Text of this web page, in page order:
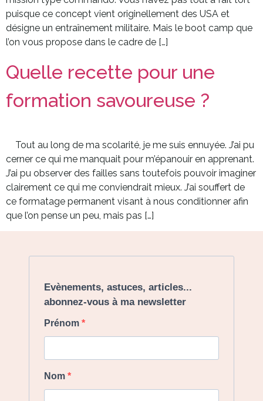
puisque ce concept vient originellement des USA et
désigne un entraînement militaire. Mais le boot camp que
l’on vous propose dans le cadre de […]
Quelle recette pour une
formation savoureuse ?
Tout au long de ma scolarité, je me suis ennuyée. J’ai pu
cerner ce qui me manquait pour m’épanouir en apprenant.
J’ai pu observer des failles sans toutefois pouvoir imaginer
clairement ce qui me conviendrait mieux. J’ai souffert de
ce formatage permanent visant à nous conditionner afin
que l’on pense un peu, mais pas […]
Evènements, astuces, articles...
abonnez-vous à ma newsletter
Prénom
Nom